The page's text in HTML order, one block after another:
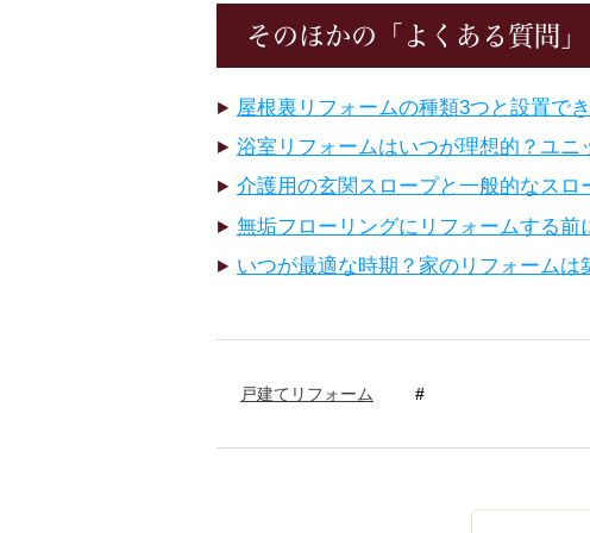
そのほかの「よくある質問
屋根裏リフォームの種類3つと設置で
浴室リフォームはいつが理想的？ユニ
介護用の玄関スロープと一般的なスロ
無垢フローリングにリフォームする
いつが最適な時期？家のリフォームは
戸建てリフォーム